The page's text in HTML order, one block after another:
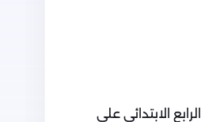
الابتدائي على